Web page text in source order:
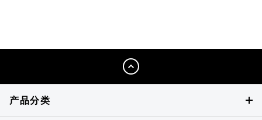
产品分类